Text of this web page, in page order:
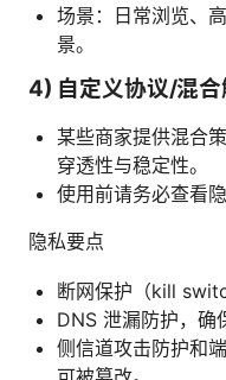
场景：日常浏览、
景。
4) 自定义协议/混合
某些商家提供混合
穿透性与稳定性。
使用前请务必查看
隐私要点
断网保护（kill
DNS 泄漏防护，确
侧信道攻击防护和